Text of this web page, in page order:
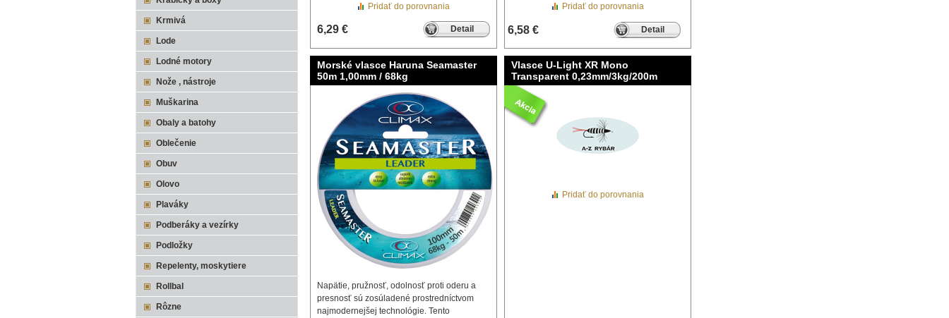
6,29 € Detail
Pridať do porovnania
6,58 € Detail
Pridať do porovnania
Morské vlasce Haruna Seamaster
50m 1,00mm / 68kg
Napätie, pružnosť, odolnosť proti oderu a
presnosť sú zosúladené prostredníctvom
najmodernejšej technológie. Tento
Vlasce U-Light XR Mono
Transparent 0,23mm/3kg/200m
Pridať do porovnania
Krmivá
Lode
Lodné motory
Nože , nástroje
Muškarina
Obaly a batohy
Oblečenie
Obuv
Olovo
Plaváky
Podberáky a vezírky
Podložky
Repelenty, moskytiere
Rollbal
Rôzne